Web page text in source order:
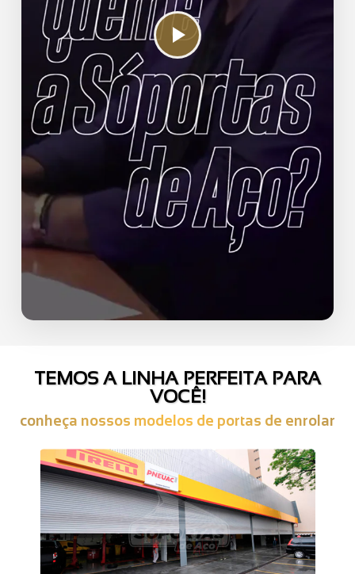
TEMOS A LINHA PERFEITA PARA
VOCÊ!
conheça nossos modelos de portas de enrolar